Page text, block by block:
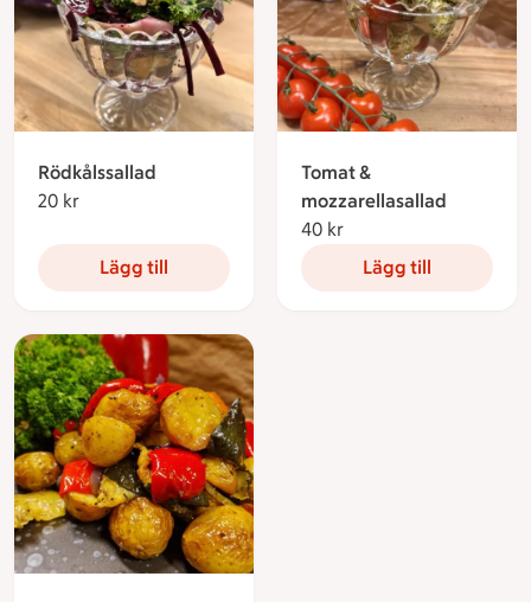
Rödkålssallad
20 kr
Lägg till
Tomat &
mozzarellasallad
40 kr
Lägg till